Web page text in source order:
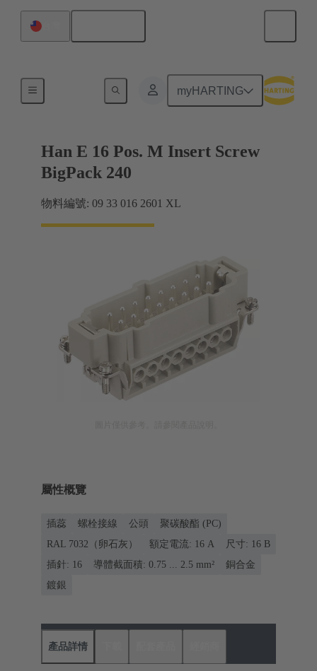
myHARTING
電流高達 16 A
Han E 16 Pos. M Insert Screw
BigPack 240
物料編號: 09 33 016 2601 XL
屬性概覽
插蕊 螺栓接線 公頭
聚碳酸酯 (PC)
RAL 7032（卵石灰）
額定電流: ‌16 A
尺寸: 16 B
插針: 16
導體截面積: 0.75 ... 2.5 mm²
銅合金
鍍銀
產品詳情